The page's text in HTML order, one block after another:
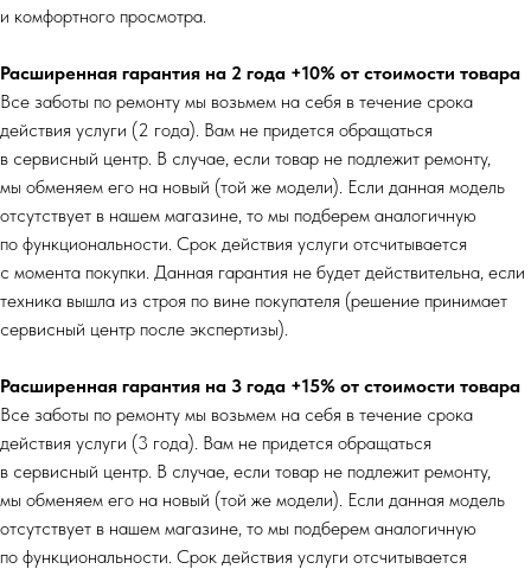
и комфортного просмотра.
Расширенная гарантия на 2 года +10% от стоимости товара
Все заботы по ремонту мы возьмем на себя в течение срока
действия услуги (2 года). Вам не придется обращаться
в сервисный центр. В случае, если товар не подлежит ремонту,
мы обменяем его на новый (той же модели). Если данная модель
отсутствует в нашем магазине, то мы подберем аналогичную
по функциональности. Срок действия услуги отсчитывается
с момента покупки. Данная гарантия не будет действительна, если
техника вышла из строя по вине покупателя (решение принимает
сервисный центр после экспертизы).
Расширенная гарантия на 3 года +15% от стоимости товара
Все заботы по ремонту мы возьмем на себя в течение срока
действия услуги (3 года). Вам не придется обращаться
в сервисный центр. В случае, если товар не подлежит ремонту,
мы обменяем его на новый (той же модели). Если данная модель
отсутствует в нашем магазине, то мы подберем аналогичную
по функциональности. Срок действия услуги отсчитывается